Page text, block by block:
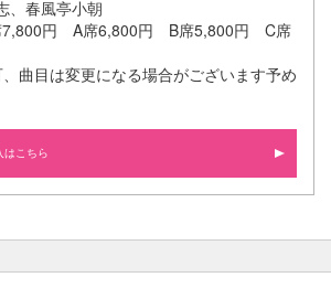
、春風亭小朝
7,800円 A席6,800円 B席5,800円 C席
曲目は変更になる場合がございます予め
はこちら